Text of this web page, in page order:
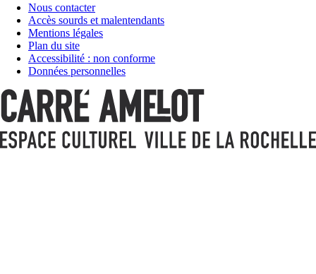
Nous contacter
Accès sourds et malentendants
Mentions légales
Plan du site
Accessibilité : non conforme
Données personnelles